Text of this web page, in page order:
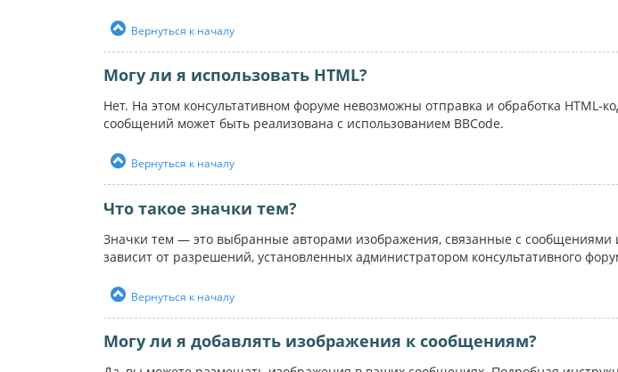
Вернуться к началу
Могу ли я использовать HTML?
Нет. На этом консультативном форуме невозможны отправка и обработка
сообщений может быть реализована с использованием BBCode.
Вернуться к началу
Что такое значки тем?
Значки тем — это выбранные авторами изображения, связанные с
зависит от разрешений, установленных администратором консультативного
Вернуться к началу
Могу ли я добавлять изображения к сообщениям?